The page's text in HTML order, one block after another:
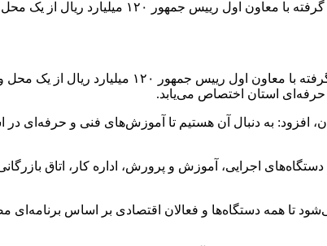
به دنبال آن هستیم تا آموزش‌های فنی و حرفه‌ای در
اجرایی، آموزش و پرورش، اداره کار، اتاق
تا همه دستگاه‌ها و فعالان اقتصادی بر اساس برنامه‌ای